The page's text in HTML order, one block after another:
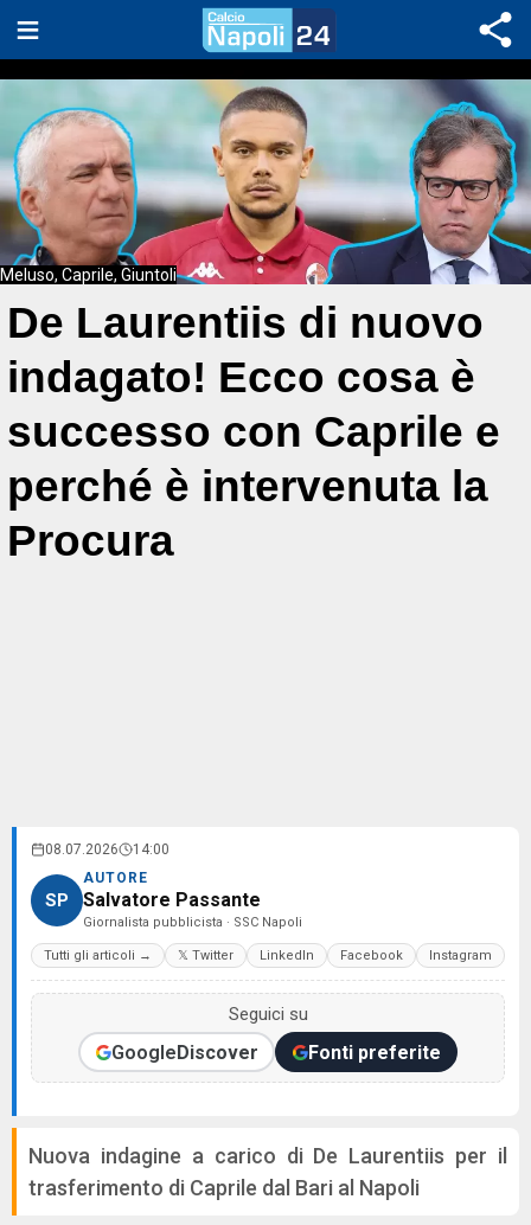
Meluso, Caprile, Giuntoli
De Laurentiis di nuovo
indagato! Ecco cosa è
successo con Caprile e
perché è intervenuta la
Procura
08.07.2026 14:00
SP
AUTORE
Salvatore Passante
Giornalista pubblicista · SSC Napoli
Tutti gli articoli → 𝕏 Twitter LinkedIn Facebook Instagram
Seguici su
GoogleDiscover Fonti preferite
Nuova indagine a carico di De Laurentiis per il
trasferimento di Caprile dal Bari al Napoli